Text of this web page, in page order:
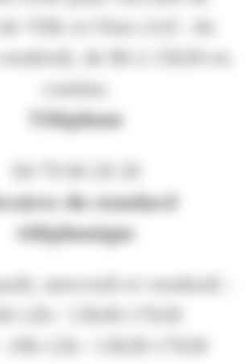
de Ville et l'état civil : du
de 8h à 15h30 en
continu.
Téléphone
du standard
téléphonique
mercredi et vendredi :
10h-12h / 13h30-17h30